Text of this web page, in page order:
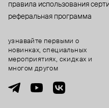
правила использования
реферальная программа
узнавайте первыми о
новинках, специальных
мероприятиях, скидках и
многом другом